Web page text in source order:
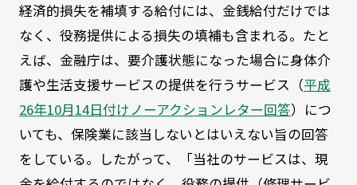
経済的損失を補填する給付には、金銭給付だけでは
なく、役務提供による損失の填補も含まれる。たと
えば、金融庁は、要介護状態になった場合に身体介
護や生活支援サービスの提供を行うサービス（平成
26年10月14日付けノーアクションレター回答）につ
いても、保険業に該当しないとはいえない旨の回答
をしている。したがって、「当社のサービスは、現